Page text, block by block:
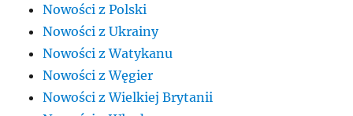
Nowości z Polski
Nowości z Ukrainy
Nowości z Watykanu
Nowości z Węgier
Nowości z Wielkiej Brytanii